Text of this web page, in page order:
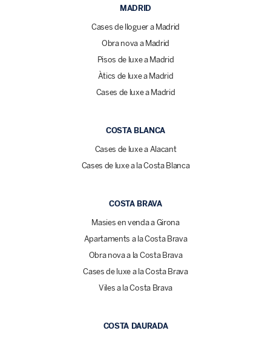
MADRID
Cases de lloguer a Madrid
Obra nova a Madrid
Pisos de luxe a Madrid
Àtics de luxe a Madrid
Cases de luxe a Madrid
COSTA BLANCA
Cases de luxe a Alacant
Cases de luxe a la Costa Blanca
COSTA BRAVA
Masies en venda a Girona
Apartaments a la Costa Brava
Obra nova a la Costa Brava
Cases de luxe a la Costa Brava
Viles a la Costa Brava
COSTA DAURADA